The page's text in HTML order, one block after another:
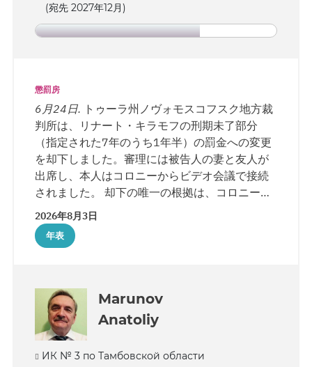
(宛先 2027年12月)
懲罰房
6月24日. トゥーラ州ノヴォモスコフスク地方裁
判所は、リナート・キラモフの刑期未了部分
（指定された7年のうち1年半）の罰金への変更
を却下しました。審理には被告人の妻と友人が
出席し、本人はコロニーからビデオ会議で接続
されました。 却下の唯一の根拠は、コロニー管
理局からの性格証明書です。しかし、同じ文書
には被告人について肯定的な情報も記載されて
います。すなわち、就労しており、誠実な労働
護側の立場に同意せず、リナートに下された5件
の懲戒処分を根拠に挙げています。一方、弁護
士はそのうち2件―許可なく管理棟に入ったこと
と、その際に名札を着用していなかったこと―
は実質的に同一の事案であり、同じ日に出され
2026年8月3日
年表
Marunov
Anatoliy
ИК № 3 по Тамбовской области